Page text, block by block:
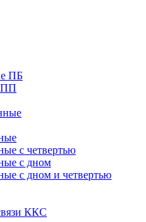
ПБ
ПП
с четвертью
с дном
с дном и четвертью
ККС